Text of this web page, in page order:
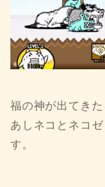
福の神が出てき
あしネコとネコ
す。